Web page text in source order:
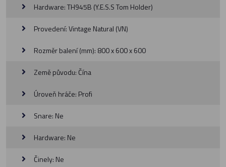
Hardware: TH945B (Y.E.S.S Tom Holder)
Provedení: Vintage Natural (VN)
Rozměr balení (mm): 800 x 600 x 600
Země původu: Čína
Úroveň hráče: Profi
Snare: Ne
Hardware: Ne
Činely: Ne